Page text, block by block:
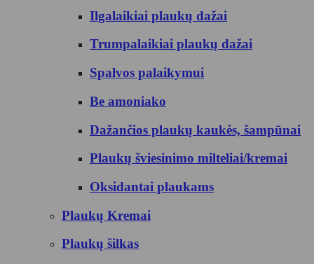
Ilgalaikiai plaukų dažai
Trumpalaikiai plaukų dažai
Spalvos palaikymui
Be amoniako
Dažančios plaukų kaukės, šampūnai
Plaukų šviesinimo milteliai/kremai
Oksidantai plaukams
Plaukų Kremai
Plaukų šilkas